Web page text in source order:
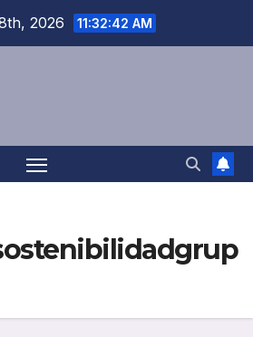
2026 11:32:42 AM